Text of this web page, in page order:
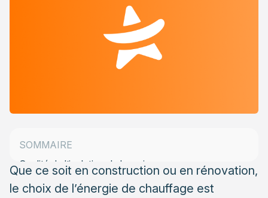
Que ce soit en construction ou en rénovation,
le choix de l’énergie de chauffage est
SOMMAIRE
Présence ou non d’un raccordement au réseau de
budget en adéquation)
Qualité de l’isolation de la maison
Organisation de la maison